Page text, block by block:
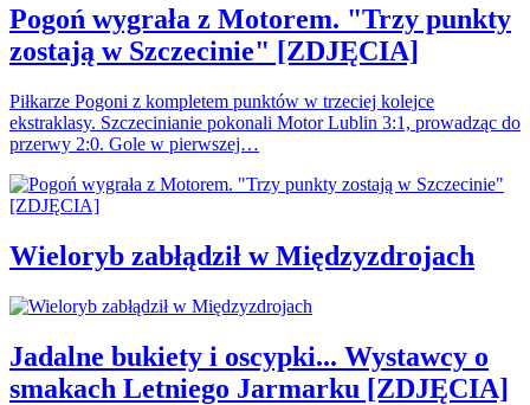
Pogoń wygrała z Motorem. "Trzy punkty
zostają w Szczecinie" [ZDJĘCIA]
Piłkarze Pogoni z kompletem punktów w trzeciej kolejce
ekstraklasy. Szczecinianie pokonali Motor Lublin 3:1, prowadząc do
przerwy 2:0. Gole w pierwszej…
Wieloryb zabłądził w Międzyzdrojach
Jadalne bukiety i oscypki... Wystawcy o
smakach Letniego Jarmarku [ZDJĘCIA]